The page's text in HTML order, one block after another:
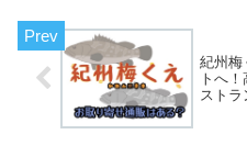
紀州梅
トへ
ストラ